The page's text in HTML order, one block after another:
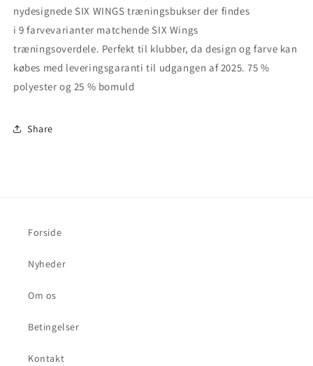
nydesignede SIX WINGS træningsbukser der findes
i 9 farvevarianter matchende SIX Wings
træningsoverdele. Perfekt til klubber, da design og farve kan
købes med leveringsgaranti til udgangen af 2025.75 %
polyester og 25 % bomuld
Share
Forside
Nyheder
Om os
Betingelser
Kontakt